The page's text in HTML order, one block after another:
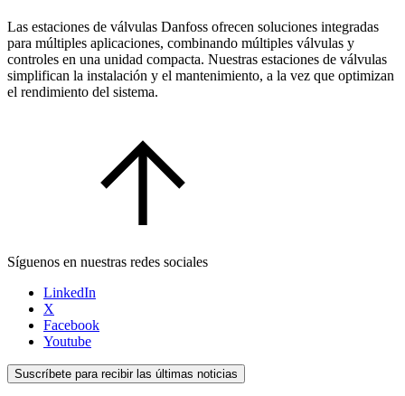
Las estaciones de válvulas Danfoss ofrecen soluciones integradas
para múltiples aplicaciones, combinando múltiples válvulas y
controles en una unidad compacta. Nuestras estaciones de válvulas
simplifican la instalación y el mantenimiento, a la vez que optimizan
el rendimiento del sistema.
Síguenos en nuestras redes sociales
LinkedIn
X
Facebook
Youtube
Suscríbete para recibir las últimas noticias